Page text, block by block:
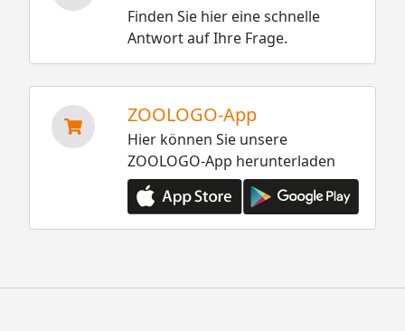
Finden Sie hier eine schnelle
Antwort auf Ihre Frage.
ZOOLOGO-App
Hier können Sie unsere
ZOOLOGO-App herunterladen